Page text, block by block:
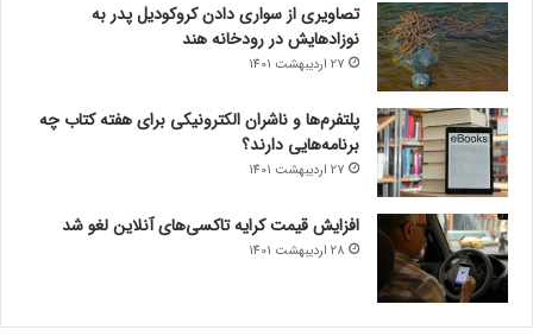
تصاویری از سواری دادن کروکودیل پدر به
نوزادهایش در رودخانه هند
27 اردیبهشت 1401
پلتفرم‌ها و ناشران الکترونیکی برای هفته کتاب چه
برنامه‌هایی دارند؟
27 اردیبهشت 1401
افزایش قیمت کرایه تاکسی‌های آنلاین لغو شد
28 اردیبهشت 1401